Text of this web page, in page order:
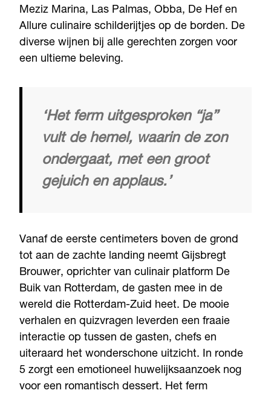
Meziz Marina, Las Palmas, Obba, De Hef en
Allure culinaire schilderijtjes op de borden. De
diverse wijnen bij alle gerechten zorgen voor
een ultieme beleving.
‘Het ferm uitgesproken “ja”
vult de hemel, waarin de zon
ondergaat, met een groot
gejuich en applaus.’
Vanaf de eerste centimeters boven de grond
tot aan de zachte landing neemt Gijsbregt
Brouwer, oprichter van culinair platform De
Buik van Rotterdam, de gasten mee in de
wereld die Rotterdam-Zuid heet. De mooie
verhalen en quizvragen leverden een fraaie
interactie op tussen de gasten, chefs en
uiteraard het wonderschone uitzicht. In ronde
5 zorgt een emotioneel huwelijksaanzoek nog
voor een romantisch dessert. Het ferm